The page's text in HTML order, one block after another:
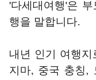
'다세대여행'은
행을 말합니다.
내년 인기 여행
지마, 중국 충칭,